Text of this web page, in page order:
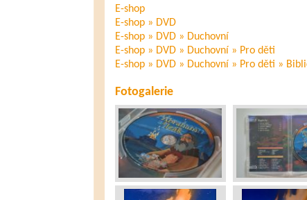
E-shop
E-shop » DVD
E-shop » DVD » Duchovní
E-shop » DVD » Duchovní » Pro děti
E-shop » DVD » Duchovní » Pro děti »
Fotogalerie